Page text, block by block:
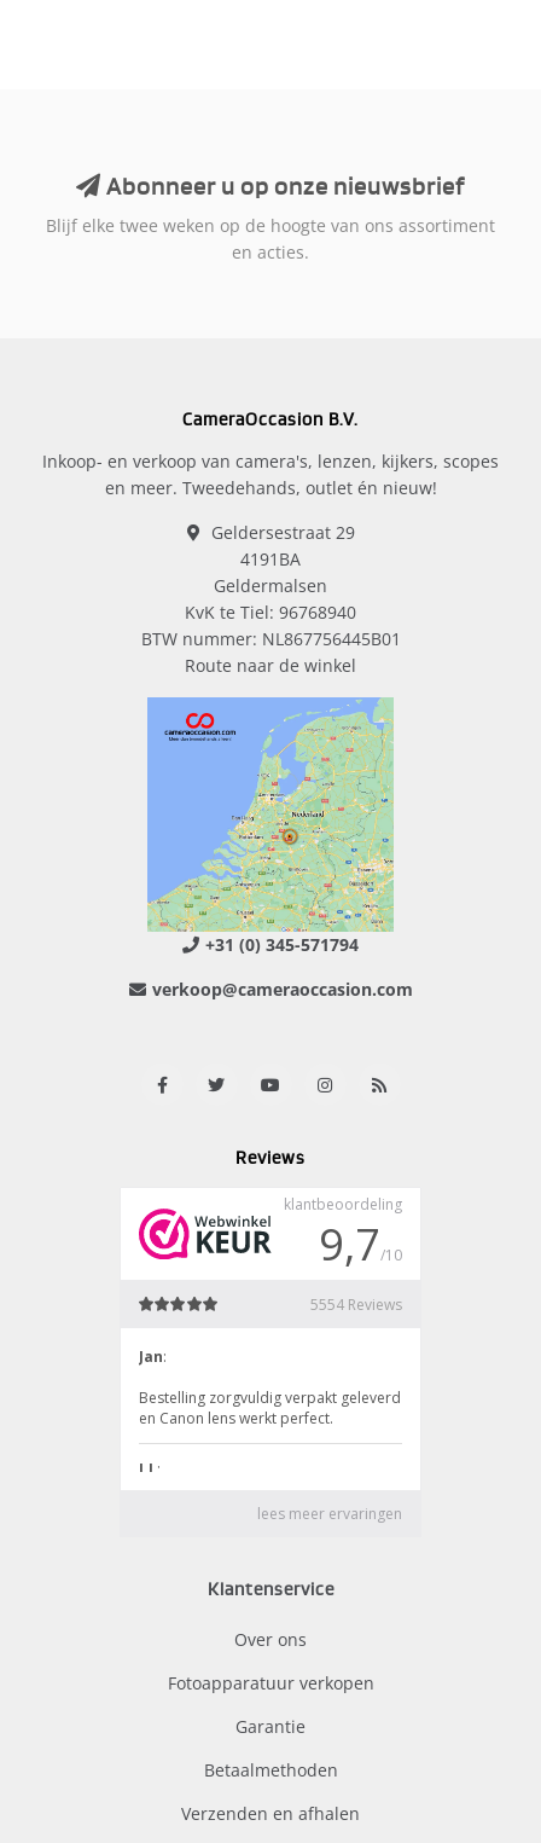
Abonneer u op onze nieuwsbrief
Blijf elke twee weken op de hoogte van ons assortiment
en acties.
CameraOccasion B.V.
Inkoop- en verkoop van camera's, lenzen, kijkers, scopes
en meer. Tweedehands, outlet én nieuw!
Geldersestraat 29
4191BA
Geldermalsen
KvK te Tiel: 96768940
BTW nummer: NL867756445B01
Route naar de winkel
+31 (0) 345-571794
verkoop@cameraoccasion.com
Reviews
Klantenservice
Over ons
Fotoapparatuur verkopen
Garantie
Betaalmethoden
Verzenden en afhalen